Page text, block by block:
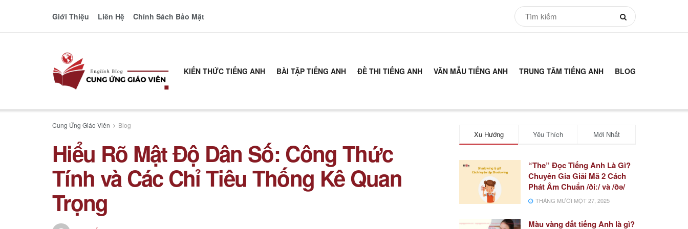
Giới Thiệu Liên Hệ Chính Sách Bảo Mật
KIẾN THỨC TIẾNG ANH BÀI TẬP TIẾNG ANH ĐỀ THI TIẾNG ANH VĂN MẪU TIẾNG ANH TRUNG TÂM TIẾNG ANH BLOG
Cung Ứng Giáo Viên Blog
Hiểu Rõ Mật Độ Dân Số: Công Thức
Tính và Các Chỉ Tiêu Thống Kê Quan
Trọng
Xu Hướng Yêu Thích Mới Nhất
“The” Đọc Tiếng Anh Là Gì?
Chuyên Gia Giải Mã 2 Cách
Phát Âm Chuẩn /ðiː/ và /ðə/
THÁNG MƯỜI MỘT 27, 2025
Màu vàng đất tiếng Anh là gì?